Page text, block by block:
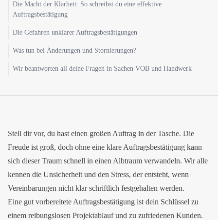
Die Macht der Klarheit: So schreibst du eine effektive
Auftragsbestätigung
Die Gefahren unklarer Auftragsbestätigungen
Was tun bei Änderungen und Stornierungen?
Wir beantworten all deine Fragen in Sachen VOB und Handwerk
Stell dir vor, du hast einen großen Auftrag in der Tasche. Die
Freude ist groß, doch ohne eine klare Auftragsbestätigung kann
sich dieser Traum schnell in einen Albtraum verwandeln. Wir alle
kennen die Unsicherheit und den Stress, der entsteht, wenn
Vereinbarungen nicht klar schriftlich festgehalten werden.
Eine gut vorbereitete Auftragsbestätigung ist dein Schlüssel zu
einem reibungslosen Projektablauf und zu zufriedenen Kunden.